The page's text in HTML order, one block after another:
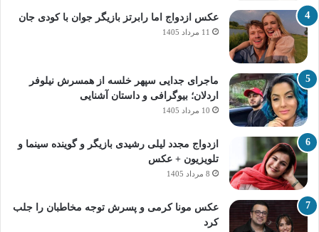
عکس ازدواج اما رابرتز بازیگر جوان با کودی جان
11 مرداد 1405
ماجرای جدایی سپهر خلسه از همسرش نیلوفر
اردلان؛ بیوگرافی و داستان آشنایی
10 مرداد 1405
ازدواج مجدد لیلی رشیدی بازیگر و گوینده سینما و
تلویزیون + عکس
8 مرداد 1405
عکس مونا کرمی و پسرش توجه مخاطبان را جلب
کرد